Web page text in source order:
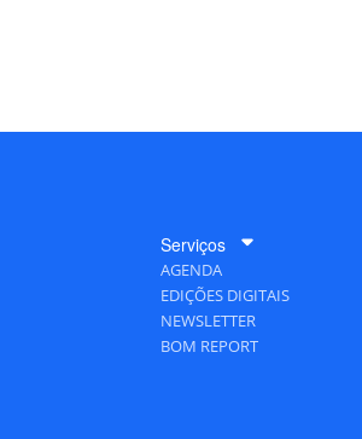
Serviços
AGENDA
EDIÇÕES DIGITAIS
NEWSLETTER
BOM REPORT